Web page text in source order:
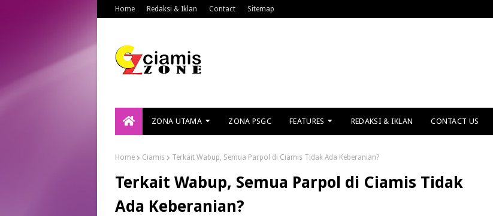
Home Redaksi & Iklan Contact Sitemap
ZONA UTAMA ZONA PSGC FEATURES REDAKSI & IKLAN CONTACT US
Home Ciamis Terkait Wabup, Semua Parpol di Ciamis Tidak Ada Keberanian?
Terkait Wabup, Semua Parpol di Ciamis Tidak
Ada Keberanian?